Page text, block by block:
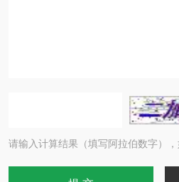
请输入计算结果（填写阿拉伯数字）